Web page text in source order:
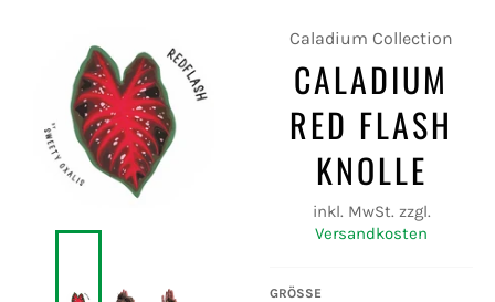
Caladium Collection
CALADIUM
RED FLASH
KNOLLE
inkl. MwSt. zzgl.
Versandkosten
GRÖSSE